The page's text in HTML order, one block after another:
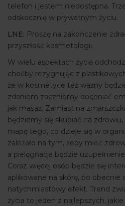
telefon i jestem niedostępna.
odskocznię w prywatnym życiu.
LNE: Proszę na zakończenie
przyszłość kosmetologii.
W wielu aspektach życia
choćby rezygnując z
że w kosmetyce też ważny
zdaniem zaczniemy doceniać
jak masaż. Zamiast na
będziemy się skupiać na
mapę tego, co dzieje się w
zależało na tym, żeby mieć
a pielęgnacja będzie
Coraz więcej osób będzie się
aplikowane na skórę, bo obecnie
natychmiastowy efekt. Trend
życia to jeden z najlepszych,